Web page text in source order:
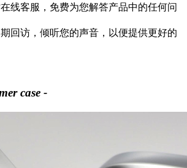
线客服，免费为您解答产品中的任何问
回访，倾听您的声音，以便提供更好的
case -